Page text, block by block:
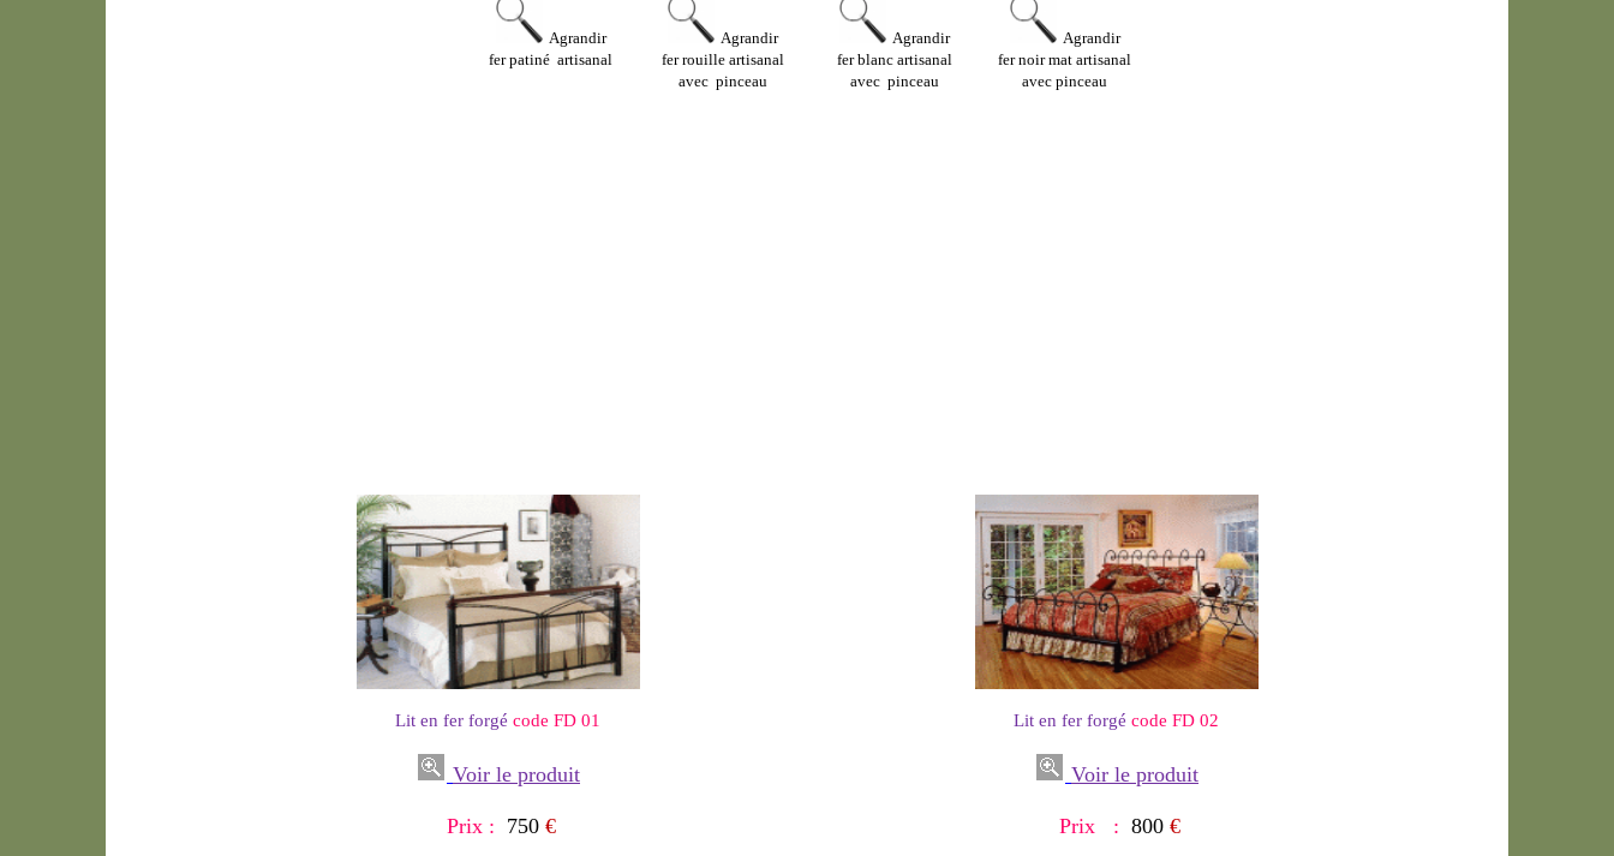
Agrandir
fer patiné artisanal
Agrandir
fer rouille artisanal
avec pinceau
Agrandir
fer blanc artisanal
avec pinceau
Agrandir
fer noir mat artisanal
avec pinceau
Lit en fer forgé code FD 01
Voir le produit
Prix : 750 €
Lit en fer forgé code FD 02
Voir le produit
Prix : 800 €